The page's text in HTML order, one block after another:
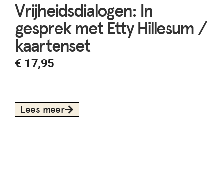
Vrijheidsdialogen: In
gesprek met Etty Hillesum /
kaartenset
€ 17,95
Lees meer